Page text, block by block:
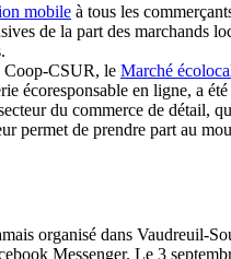
mobile à tous les
de la part des marchands
Coop-CSUR, le Marché
écoresponsable en ligne, a
du commerce de détail,
permet de prendre part au
organisé dans Vaudreuil-
Messenger. Le 3